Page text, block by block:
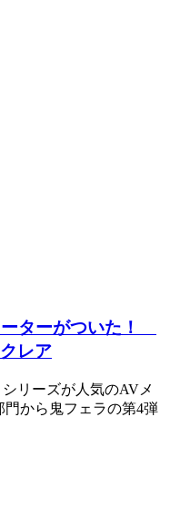
ターがついた！
レア
リーズが人気のAVメ
から鬼フェラの第4弾